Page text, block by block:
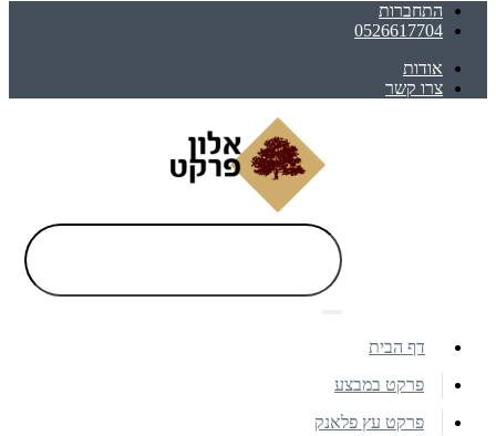
התחברות
0526617704
אודות
צרו קשר
דף הבית
פרקט במבצע
פרקט עץ פלאנק